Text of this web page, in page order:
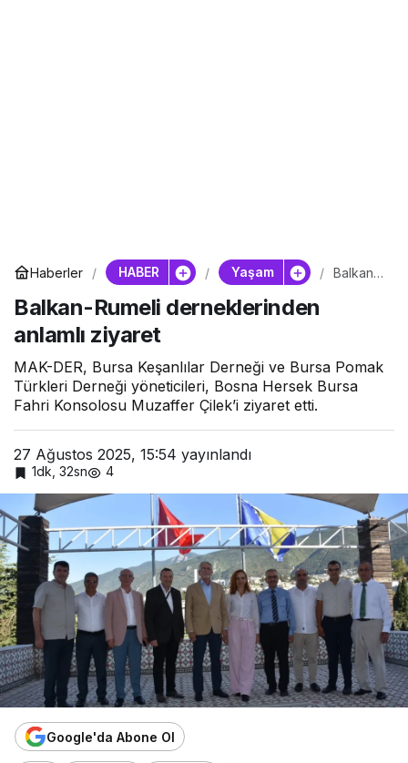
Haberler HABER Yaşam
Balkan-
Balkan-Rumeli derneklerinden
anlamlı ziyaret
MAK-DER, Bursa Keşanlılar Derneği ve Bursa Pomak
Türkleri Derneği yöneticileri, Bosna Hersek Bursa
Fahri Konsolosu Muzaffer Çilek’i ziyaret etti.
27 Ağustos 2025, 15:54 yayınlandı
1dk, 32sn 4
Google'da Abone Ol